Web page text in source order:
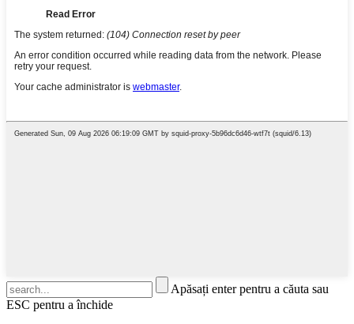
Apăsați enter pentru a căuta sau
ESC pentru a închide